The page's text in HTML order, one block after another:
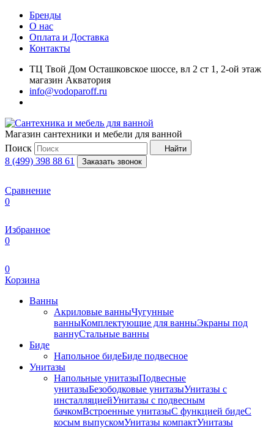
Бренды
О нас
Оплата и Доставка
Контакты
ТЦ Твой Дом Осташковское шоссе, вл 2 ст 1, 2-ой этаж
магазин Акватория
info@vodoparoff.ru
Магазин сантехники и мебели для ванной
Поиск
Найти
8 (499) 398 88 61 Заказать звонок
Сравнение
0
Избранное
0
0
Корзина
Ванны
Акриловые ванныЧугунные
ванныКомплектующие для ванныЭкраны под
ваннуСтальные ванны
Биде
Напольное бидеБиде пoдвеснoе
Унитазы
Напольные унитазыПодвесные
унитазыБезободковые унитазыУнитазы с
инсталляциейУнитазы с подвесным
бачкомВстроенные унитазыС функцией бидеС
косым выпускомУнитазы компактУнитазы